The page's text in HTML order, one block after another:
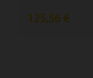
125,56 €